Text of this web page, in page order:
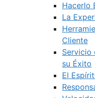
Hacerlo
La
Cliente
Servicio
su Éxito
El